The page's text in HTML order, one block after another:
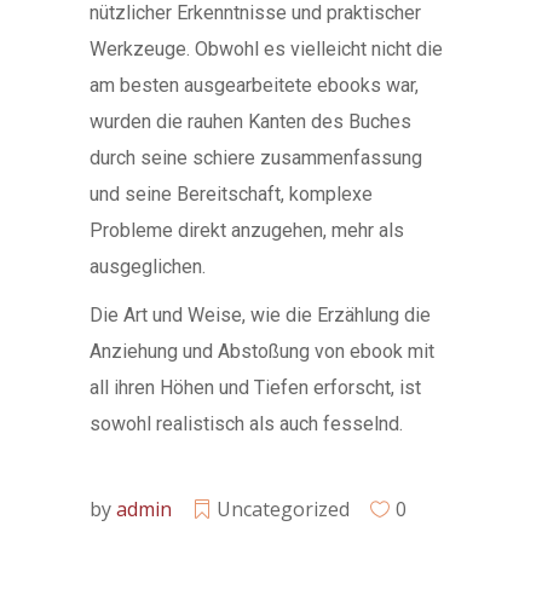
nützlicher Erkenntnisse und praktischer
Werkzeuge. Obwohl es vielleicht nicht die
am besten ausgearbeitete ebooks war,
wurden die rauhen Kanten des Buches
durch seine schiere zusammenfassung
und seine Bereitschaft, komplexe
Probleme direkt anzugehen, mehr als
ausgeglichen.
Die Art und Weise, wie die Erzählung die
Anziehung und Abstoßung von ebook mit
all ihren Höhen und Tiefen erforscht, ist
sowohl realistisch als auch fesselnd.
byadmin Uncategorized 0